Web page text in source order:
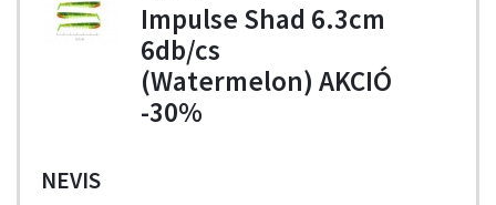
Impulse Shad 6.3cm
6db/cs
(Watermelon) AKCIÓ
-30%
NEVIS